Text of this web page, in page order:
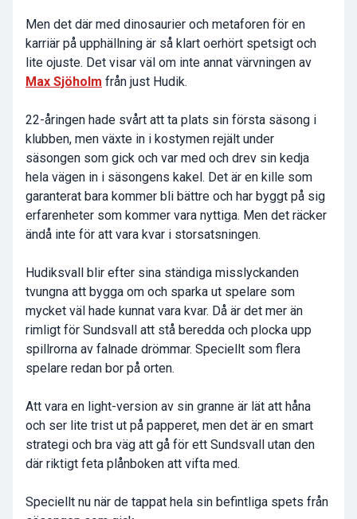
Men det där med dinosaurier och metaforen för en
karriär på upphällning är så klart oerhört spetsigt och
lite ojuste. Det visar väl om inte annat värvningen av
Max Sjöholm från just Hudik.
22-åringen hade svårt att ta plats sin första säsong i
klubben, men växte in i kostymen rejält under
säsongen som gick och var med och drev sin kedja
hela vägen in i säsongens kakel. Det är en kille som
garanterat bara kommer bli bättre och har byggt på sig
erfarenheter som kommer vara nyttiga. Men det räcker
ändå inte för att vara kvar i storsatsningen.
Hudiksvall blir efter sina ständiga misslyckanden
tvungna att bygga om och sparka ut spelare som
mycket väl hade kunnat vara kvar. Då är det mer än
rimligt för Sundsvall att stå beredda och plocka upp
spillrorna av falnade drömmar. Speciellt som flera
spelare redan bor på orten.
Att vara en light-version av sin granne är lät att håna
och ser lite trist ut på papperet, men det är en smart
strategi och bra väg att gå för ett Sundsvall utan den
där riktigt feta plånboken att vifta med.
Speciellt nu när de tappat hela sin befintliga spets från